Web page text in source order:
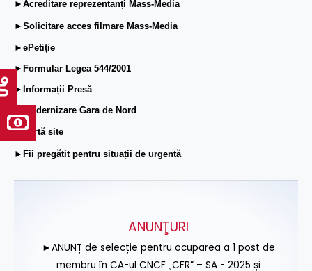
►Acreditare reprezentanți Mass-Media
►Solicitare acces filmare Mass-Media
►ePetiție
►Formular Legea 544/2001
►Informații Presă
►Modernizare Gara de Nord
►Hartă site
►Fii pregătit pentru situații de urgență
ANUNŢURI
►ANUNȚ de selecție pentru ocuparea a 1 post de
membru în CA-ul CNCF „CFR” – SA - 2025 și